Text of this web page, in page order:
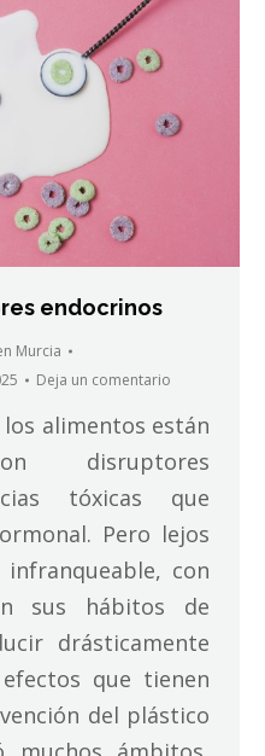
endocrinos
Murcia
Deja un comentario
alimentos están
disruptores
tóxicas que
Pero lejos
con
sus hábitos de
drásticamente
que tienen
del plástico